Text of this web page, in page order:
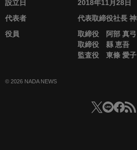
設立日
2018年11月28日
代表者
代表取締役社長
役員
取締役 阿部 真弓
取締役 縣 恵吾
監査役 東條 愛子
© 2026 NADA NEWS